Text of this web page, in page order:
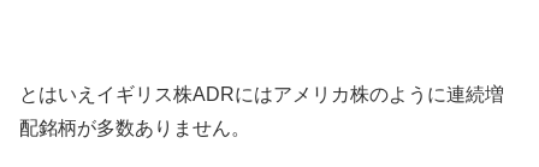
とはいえイギリス株ADRにはアメリカ株のように連続増
配銘柄が多数ありません。